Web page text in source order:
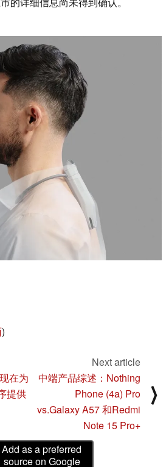
)
在为
提供
Next article
中端产品综述：Nothing
Phone (4a) Pro
vs.Galaxy A57 和Redmi
Note 15 Pro+
⟩
Add as a preferred
source on Google